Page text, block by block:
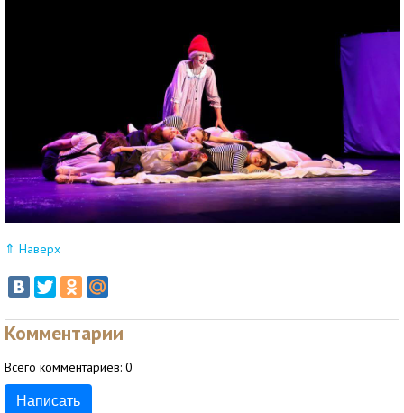
⇑ Наверх
Комментарии
Всего комментариев: 0
Написать